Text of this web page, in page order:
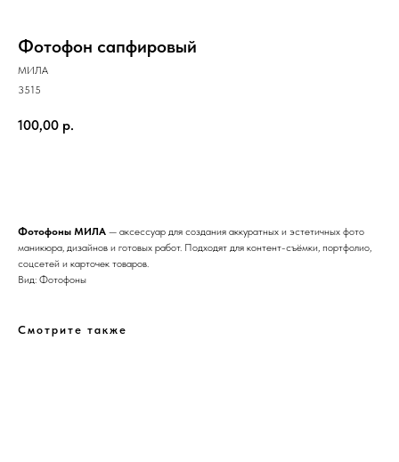
Фотофон сапфировый
МИЛА
3515
100,00 р.
Фотофоны МИЛА — аксессуар для создания аккуратных и эстетичных фото
маникюра, дизайнов и готовых работ. Подходят для контент-съёмки, портфолио,
соцсетей и карточек товаров.
Вид: Фотофоны
Смотрите также